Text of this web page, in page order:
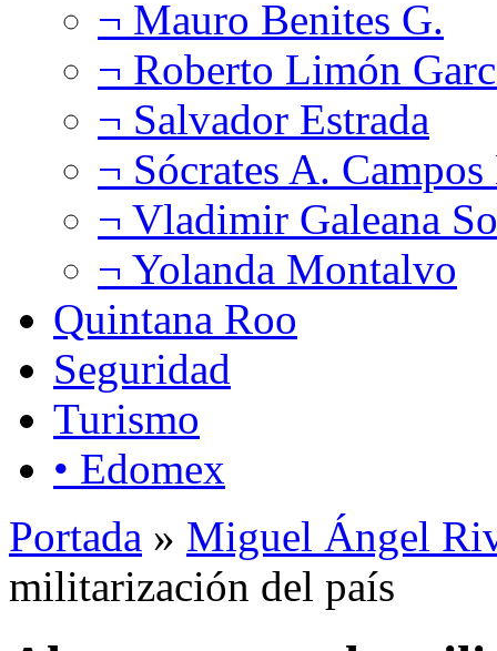
¬ Mauro Benites G.
¬ Roberto Limón
¬ Salvador Estrada
¬ Sócrates A.
¬ Vladimir Galeana
¬ Yolanda Montalvo
Quintana Roo
Seguridad
Turismo
• Edomex
Portada » Miguel Ángel
militarización del país